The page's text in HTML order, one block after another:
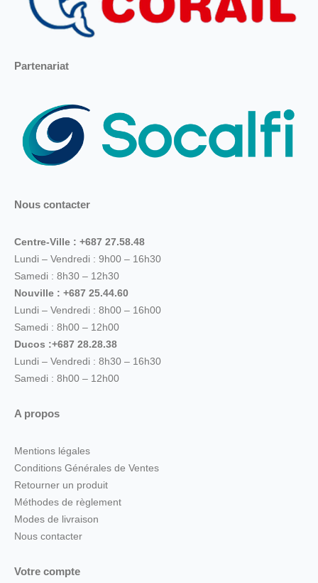
Partenariat
Nous contacter
Centre-Ville : +687 27.58.48
Lundi – Vendredi : 9h00 – 16h30
Samedi : 8h30 – 12h30
Nouville : +687 25.44.60
Lundi – Vendredi : 8h00 – 16h00
Samedi : 8h00 – 12h00
Ducos :+687 28.28.38
Lundi – Vendredi : 8h30 – 16h30
Samedi : 8h00 – 12h00
A propos
Mentions légales
Conditions Générales de Ventes
Retourner un produit
Méthodes de règlement
Modes de livraison
Nous contacter
Votre compte